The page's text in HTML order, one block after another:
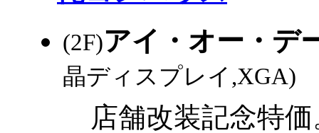
(2F)アイ・オー・デ
晶ディスプレイ,XGA)
店舗改装記念特価